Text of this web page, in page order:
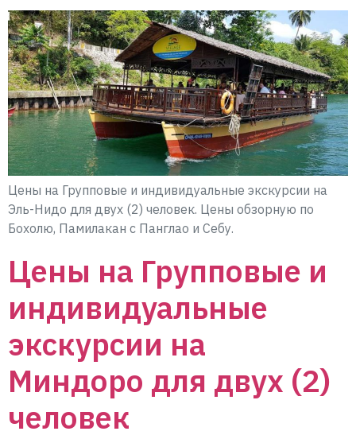
Цены на Групповые и индивидуальные экскурсии на
Эль-Нидо для двух (2) человек. Цены обзорную по
Бохолю, Памилакан с Панглао и Себу.
Цены на Групповые и
индивидуальные
экскурсии на
Миндоро для двух (2)
человек